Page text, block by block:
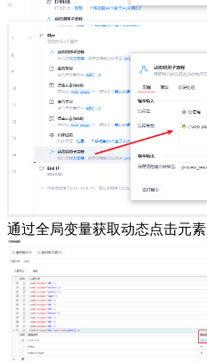
通过全局变量获取动态点击元素